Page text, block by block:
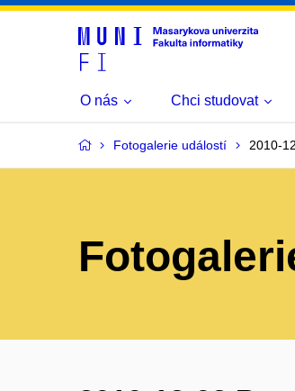
O nás Chci studovat
Fotogalerie událostí 2010-